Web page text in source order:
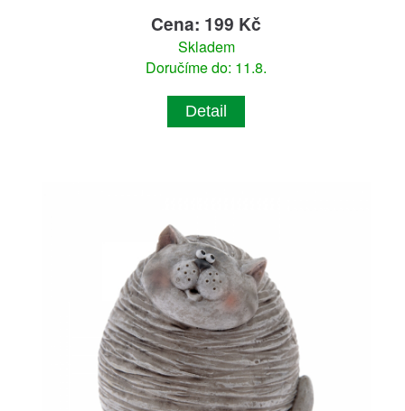
Cena: 199 Kč
Skladem
Doručíme do: 11.8.
Detail